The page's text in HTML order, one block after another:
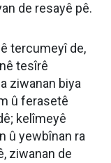
de resayê pê.
tercumeyî de,
tesîrê
ziwanan biya
û ferasetê
kelîmeyê
û yewbînan ra
ziwanan de